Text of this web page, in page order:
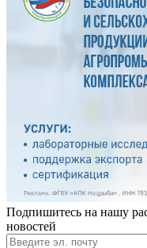
Подпишитесь на нашу
новостей